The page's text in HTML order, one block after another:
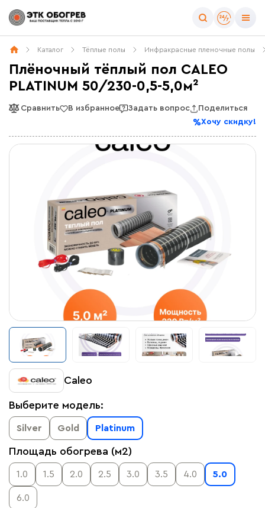
Каталог Тёплые полы Инфракрасные пленочные полы
Плёночный тёплый пол CALEO
PLATINUM 50/230-0,5-5,0м²
Сравнить В избранное Задать вопрос
Поделиться
Хочу скидку!
Caleo
Выберите модель:
Silver Gold Platinum
Площадь обогрева (м2)
1.0 1.5 2.0 2.5 3.0 3.5 4.0 5.0
6.0